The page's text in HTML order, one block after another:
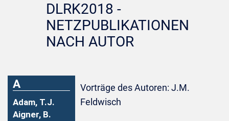
DLRK2018 -
NETZPUBLIKATIONEN
NACH AUTOR
A
Adam, T.J.
Aigner, B.
Vorträge des Autoren: J.M.
Feldwisch